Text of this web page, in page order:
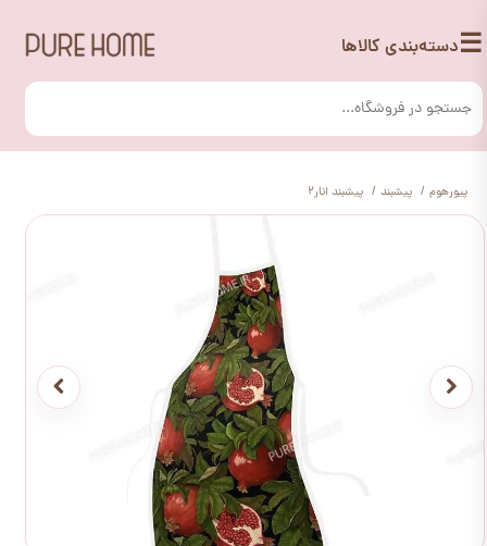
☰دسته‌بندی کالاها
پیورهوم پیشبند پیشبند انار2